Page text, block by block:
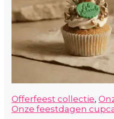
Offerfeest collectie,
Onze feestdagen